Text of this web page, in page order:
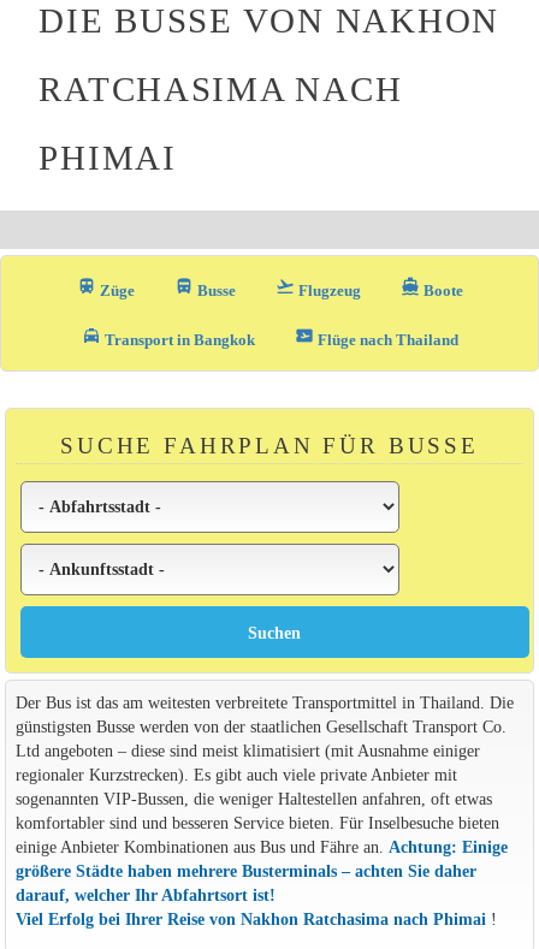
DIE BUSSE VON NAKHON
RATCHASIMA NACH
PHIMAI
train Züge directions_bus_filled Busse flight_takeoff Flugzeug directions_boat Boote
local_taxi Transport in Bangkok airplane_ticket Flüge nach Thailand
SUCHE FAHRPLAN FÜR BUSSE
Der Bus ist das am weitesten verbreitete Transportmittel in Thailand. Die
günstigsten Busse werden von der staatlichen Gesellschaft Transport Co.
Ltd angeboten – diese sind meist klimatisiert (mit Ausnahme einiger
regionaler Kurzstrecken). Es gibt auch viele private Anbieter mit
sogenannten VIP-Bussen, die weniger Haltestellen anfahren, oft etwas
komfortabler sind und besseren Service bieten. Für Inselbesuche bieten
einige Anbieter Kombinationen aus Bus und Fähre an. Achtung: Einige
größere Städte haben mehrere Busterminals – achten Sie daher
darauf, welcher Ihr Abfahrtsort ist!
Viel Erfolg bei Ihrer Reise von Nakhon Ratchasima nach Phimai !